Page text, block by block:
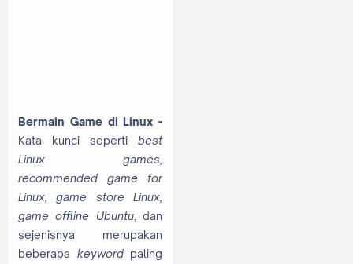
Bermain Game di Linux -
Kata kunci seperti best
Linux games,
recommended game for
Linux, game store Linux,
game offline Ubuntu, dan
sejenisnya merupakan
beberapa keywordpaling